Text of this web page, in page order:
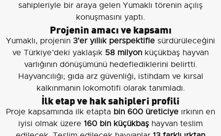
sahipleriyle bir araya gelen Yumaklı törenin açılış
konuşmasını yaptı.
Projenin amacı ve kapsamı
Yumaklı, projenin 3’er yıllık perspektifle sürdürüleceğini
ve Türkiye’deki yaklaşık 58 milyon küçükbaş hayvan
varlığının dönüşümünü hedeflediklerini belirtti.
Hayvancılığı; gıda arz güvenliği, istihdam ve kırsal
kalkınmanın lokomotifi olarak tanımladı.
İlk etap ve hak sahipleri profili
Proje kapsamında ilk etapta bin 600 üreticiye ırkının en
iyisi olmak üzere 160 bin küçükbaş hayvan teslim